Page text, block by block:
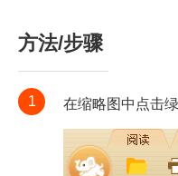
方法/步骤
1 在缩略图中点击